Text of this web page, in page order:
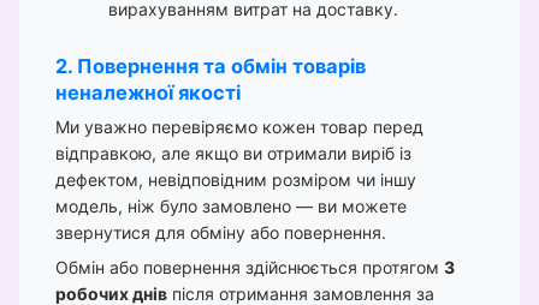
вирахуванням витрат на доставку.
2. Повернення та обмін товарів
неналежної якості
Ми уважно перевіряємо кожен товар перед
відправкою, але якщо ви отримали виріб із
дефектом, невідповідним розміром чи іншу
модель, ніж було замовлено — ви можете
звернутися для обміну або повернення.
Обмін або повернення здійснюється протягом 3
робочих днів після отримання замовлення за